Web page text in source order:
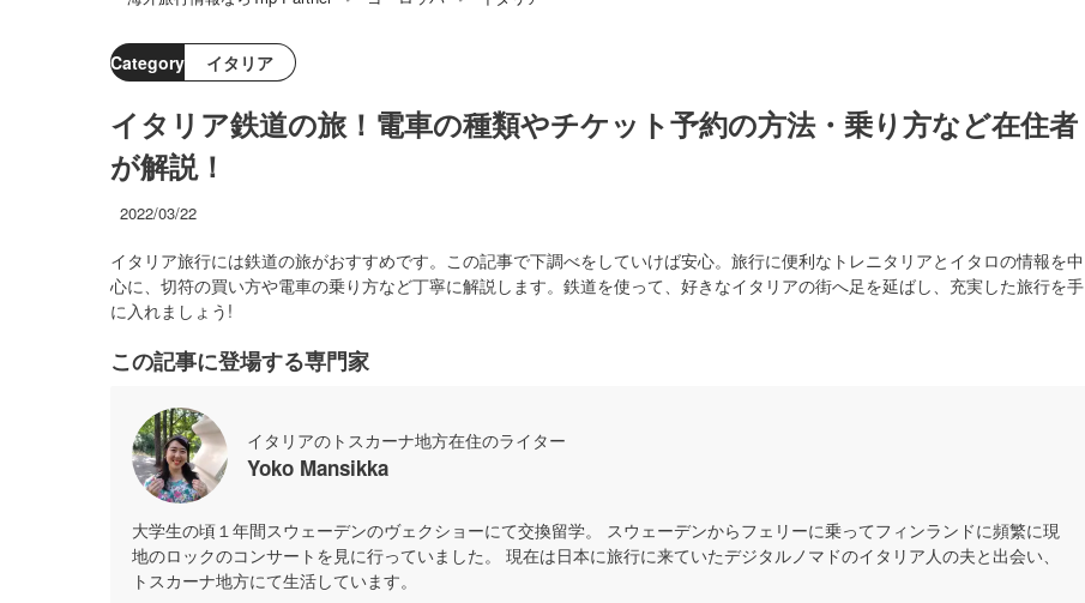
Category イタリア
イタリア鉄道の旅！電車の種類やチケット予約の方法・乗り方など在住者
が解説！
2022/03/22
イタリア旅行には鉄道の旅がおすすめです。この記事で下調べをしていけば安心。旅行に便利なトレニタリアとイタロの情報を中
心に、切符の買い方や電車の乗り方など丁寧に解説します。鉄道を使って、好きなイタリアの街へ足を延ばし、充実した旅行を手
に入れましょう!
この記事に登場する専門家
イタリアのトスカーナ地方在住のライター
Yoko Mansikka
大学生の頃１年間スウェーデンのヴェクショーにて交換留学。 スウェーデンからフェリーに乗ってフィンランドに頻繁に現
地のロックのコンサートを見に行っていました。 現在は日本に旅行に来ていたデジタルノマドのイタリア人の夫と出会い、
トスカーナ地方にて生活しています。